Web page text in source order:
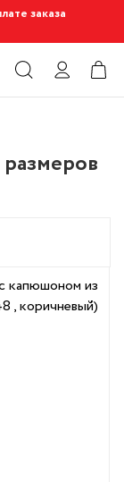
заказа